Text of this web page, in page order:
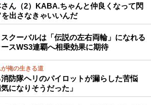
ん（2）KABA.ちゃんと仲良くなって閃
出さなきゃいいんだ
クーバルは「伝説の左右両輪」になれる
スWS3連覇へ相乗効果に期待
俺の生きる道
防隊ヘリのパイロットが漏らした苦悩
気になりそうだった」